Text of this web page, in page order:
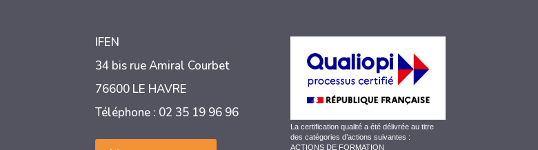
IFEN
34 bis rue Amiral Courbet
76600 LE HAVRE
Téléphone : 02 35 19 96 96
La certification qualité a été délivrée au titre
des catégories d’actions suivantes :
ACTIONS DE FORMATION